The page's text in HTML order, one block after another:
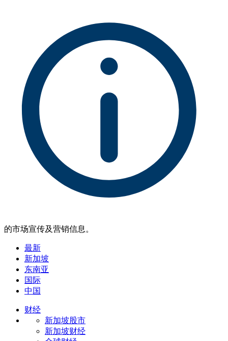
的市场宣传及营销信息。
最新
新加坡
东南亚
国际
中国
财经
新加坡股市
新加坡财经